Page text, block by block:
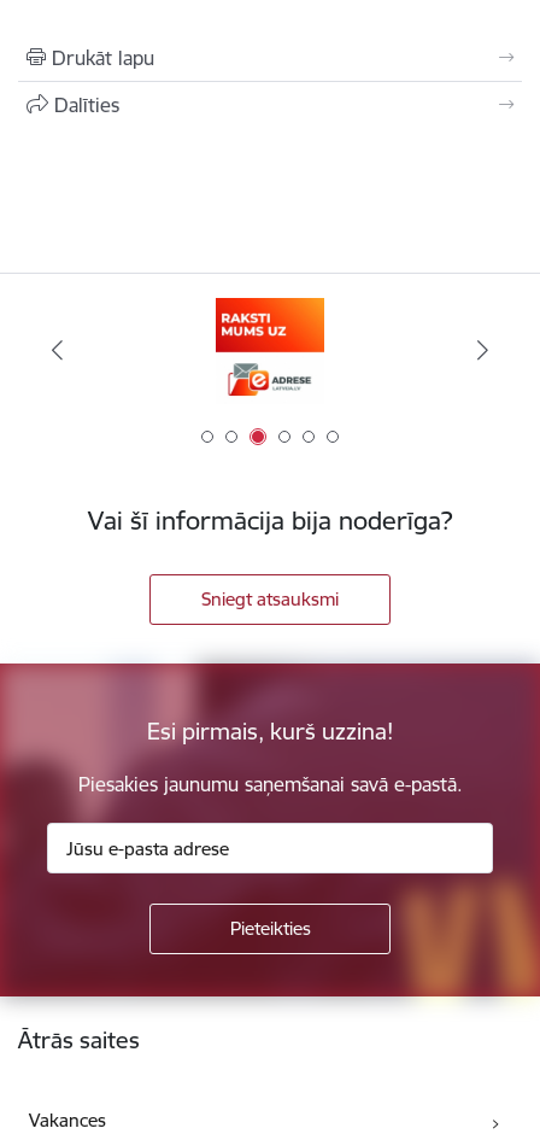
Drukāt lapu
Dalīties
Vai šī informācija bija noderīga?
Sniegt atsauksmi
Esi pirmais, kurš uzzina!
Piesakies jaunumu saņemšanai savā e-pastā.
Kājene
Ātrās saites
Vakances